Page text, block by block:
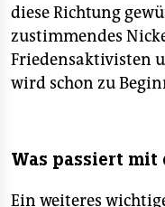
diese Richtung
zustimmendes
Friedensaktivisten
wird schon zu
Was passiert mit
Ein weiteres